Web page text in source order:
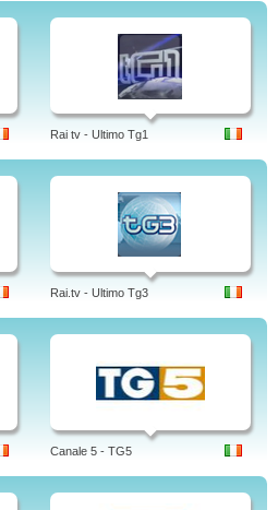
Rai tv - Ultimo Tg1
Rai.tv - Ultimo Tg3
Canale 5 - TG5